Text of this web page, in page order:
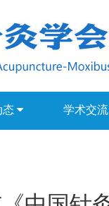
态 学术交